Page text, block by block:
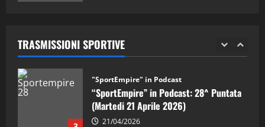
TRASMISSIONI SPORTIVE
3 21/04/2026
"SportEmpire" in Podcast
“SportEmpire” in Podcast: 27^ Puntata
(Martedi 14 Aprile 2026)